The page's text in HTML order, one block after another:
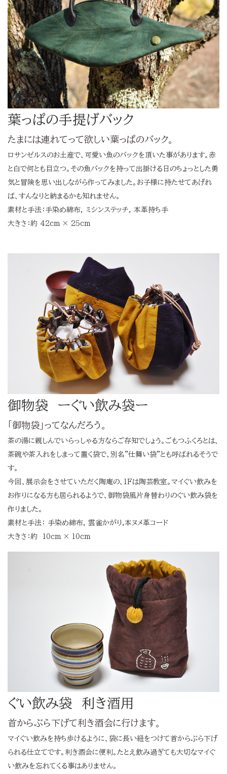
葉っぱの手提げバック
たまには連れてって欲しい葉っぱのバック。
ロサンゼルスのお土産で、可愛い魚のバックを頂いた事があります。赤
と白で何とも目立つ。その魚バックを持って出掛ける日のちょっとした勇
気と冒険を思い出しながら作ってみました。お子様に持たせてあげれ
ば、すんなりと納まるかも知れません。
素材と手法：手染め綿布, ミシンステッチ, 本革持ち手
大きさ：約 42cm × 25cm
御物袋 ーぐい飲み袋ー
「御物袋」ってなんだろう。
茶の湯に親しんでいらっしゃる方ならご存知でしょう。ごもつふくろとは、
茶碗や茶入れをしまって置く袋で、別名"仕舞い袋"とも呼ばれるそうで
す。
今回、展示会をさせていただく陶庵の、1Fは陶芸教室。マイぐい飲みを
お作りになる方も居られるようで、御物袋風片身替わりのぐい飲み袋を
作りました。
素材と手法： 手染め綿布, 雲雀かがり,本ヌメ革コード
大きさ：約 10cm × 10cm
ぐい飲み袋 利き酒用
首からぶら下げて利き酒会に行けます。
マイぐい飲みを持ち歩けるように、袋に長い紐をつけて首からぶら下げ
られる仕立てです。利き酒会に便利。たとえ飲み過ぎても大切なマイぐ
い飲みを忘れてくる事はありません。